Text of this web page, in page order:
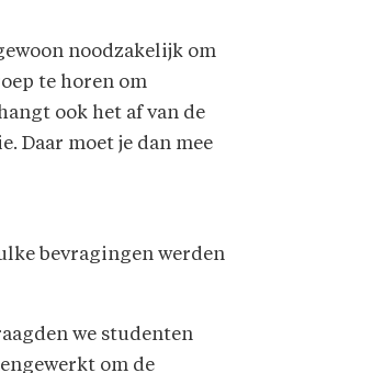
noodzakelijk om
te horen om
ook het af van de
Daar moet je dan mee
bevragingen werden
we studenten
om de